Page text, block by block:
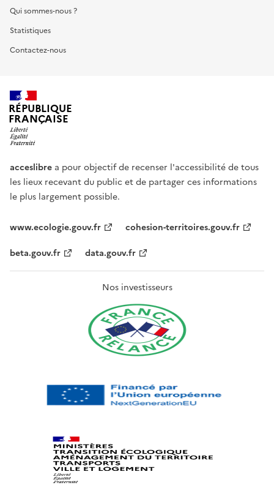
Qui sommes-nous ?
Statistiques
Contactez-nous
RÉPUBLIQUE
FRANÇAISE
acceslibre a pour objectif de recenser l'accessibilité de tous
les lieux recevant du public et de partager ces informations
le plus largement possible.
www.ecologie.gouv.fr
cohesion-territoires.gouv.fr
beta.gouv.fr
data.gouv.fr
Nos investisseurs